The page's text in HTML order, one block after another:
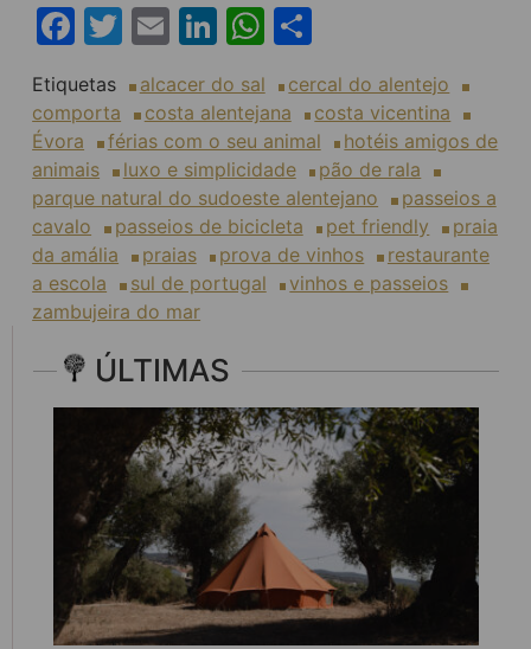
Facebook
Twitter
EmailLinkedIn
WhatsApp
Etiquetas alcacer do sal
cercal do alentejo
comporta
costa alentejana
costa vicentina
Évora
férias com o seu animal
hotéis amigos de
animais
luxo e simplicidade
pão de rala
parque natural do sudoeste alentejano
passeios a
cavalo
passeios de bicicleta pet friendly
praia
da amália
praias prova de vinhos
restaurante
a escola
sul de portugal
vinhos e passeios
zambujeira do mar
ÚLTIMAS